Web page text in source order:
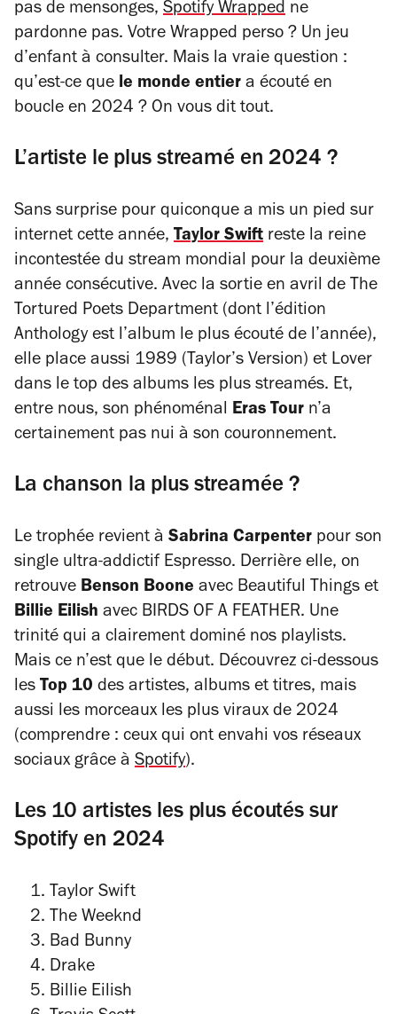
pas de mensonges, Spotify Wrapped ne
pardonne pas. Votre Wrapped perso ? Un jeu
d’enfant à consulter. Mais la vraie question :
qu’est-ce que le monde entier a écouté en
boucle en 2024 ? On vous dit tout.
L’artiste le plus streamé en 2024 ?
Sans surprise pour quiconque a mis un pied sur
internet cette année, Taylor Swift reste la reine
incontestée du stream mondial pour la deuxième
année consécutive. Avec la sortie en avril de The
Tortured Poets Department (dont l’édition
Anthologyest l’album le plus écouté de l’année),
elle place aussi 1989 (Taylor’s Version) et Lover
dans le top des albums les plus streamés. Et,
entre nous, son phénoménal Eras Tour n’a
certainement pas nui à son couronnement.
La chanson la plus streamée ?
Le trophée revient à Sabrina Carpenter pour son
single ultra-addictif Espresso. Derrière elle, on
retrouve Benson Boone avec Beautiful Things et
Billie Eilish avec BIRDS OF A FEATHER. Une
trinité qui a clairement dominé nos playlists.
Mais ce n’est que le début. Découvrez ci-dessous
les Top 10 des artistes, albums et titres, mais
aussi les morceaux les plus viraux de 2024
(comprendre : ceux qui ont envahi vos réseaux
sociaux grâce à Spotify).
Les 10 artistes les plus écoutés sur
Spotify en 2024
Taylor Swift
The Weeknd
Bad Bunny
Drake
Billie Eilish